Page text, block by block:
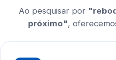
Ao pesquisar por
próximo",